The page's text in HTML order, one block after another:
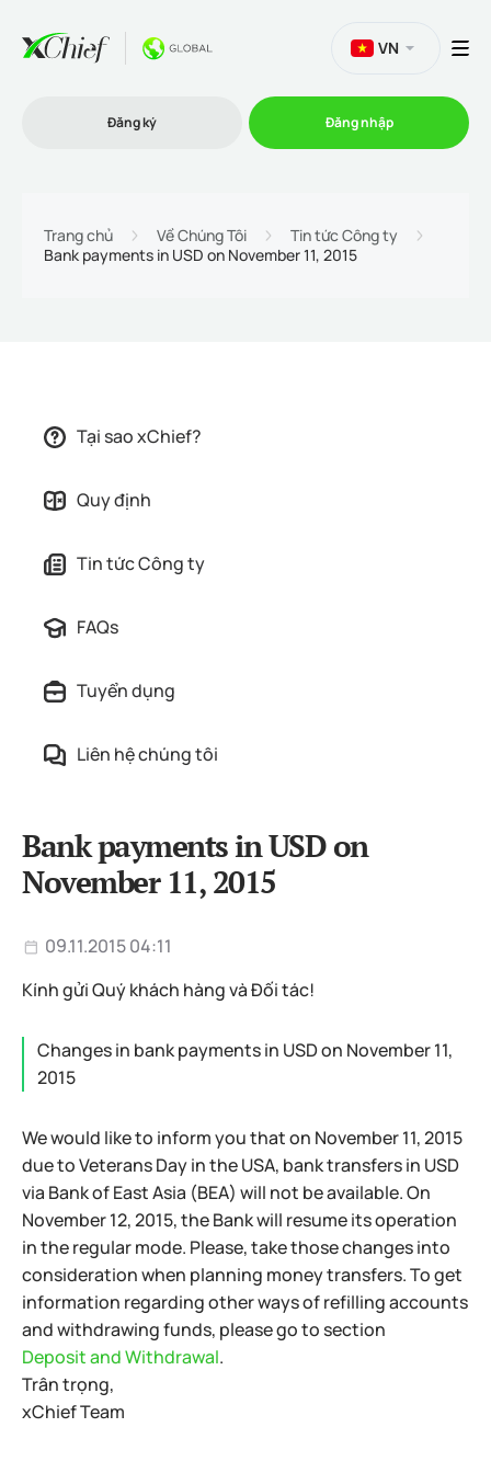
Chương trình liên kết
VN
Đăng ký Đăng nhập
Trang chủ Về Chúng Tôi
Tin tức Công ty
Bank payments in USD on November 11, 2015
Tại sao xChief?
Quy định
Tin tức Công ty
FAQs
Tuyển dụng
Liên hệ chúng tôi
Bank payments in USD on
November 11, 2015
09.11.2015 04:11
Kính gửi Quý khách hàng và Đối tác!
Changes in bank payments in USD on November 11,
2015
We would like to inform you that on November 11, 2015
due to Veterans Day in the USA, bank transfers in USD
via Bank of East Asia (BEA) will not be available. On
November 12, 2015, the Bank will resume its operation
in the regular mode. Please, take those changes into
consideration when planning money transfers. To get
information regarding other ways of refilling accounts
and withdrawing funds, please go to section
Deposit and Withdrawal.
Trân trọng,
xChief Team